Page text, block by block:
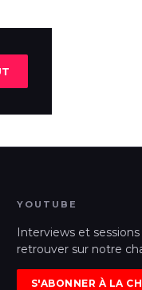
YOUTUBE
Interviews et
retrouver sur notre
S'ABONNER À LA